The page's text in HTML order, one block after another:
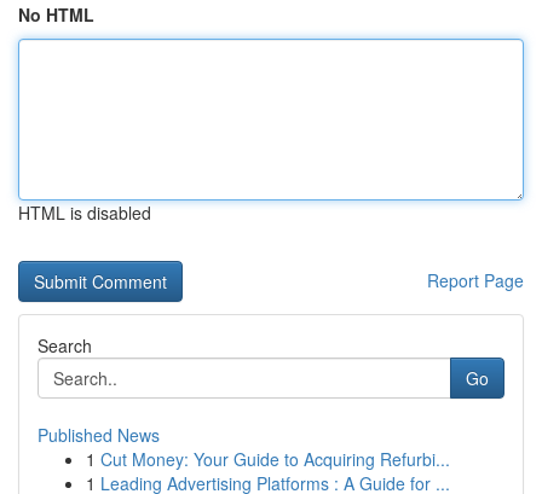
No HTML
HTML is disabled
Report Page
Search
Go
Published News
1 Cut Money: Your Guide to Acquiring Refurbi...
1 Leading Advertising Platforms : A Guide for ...